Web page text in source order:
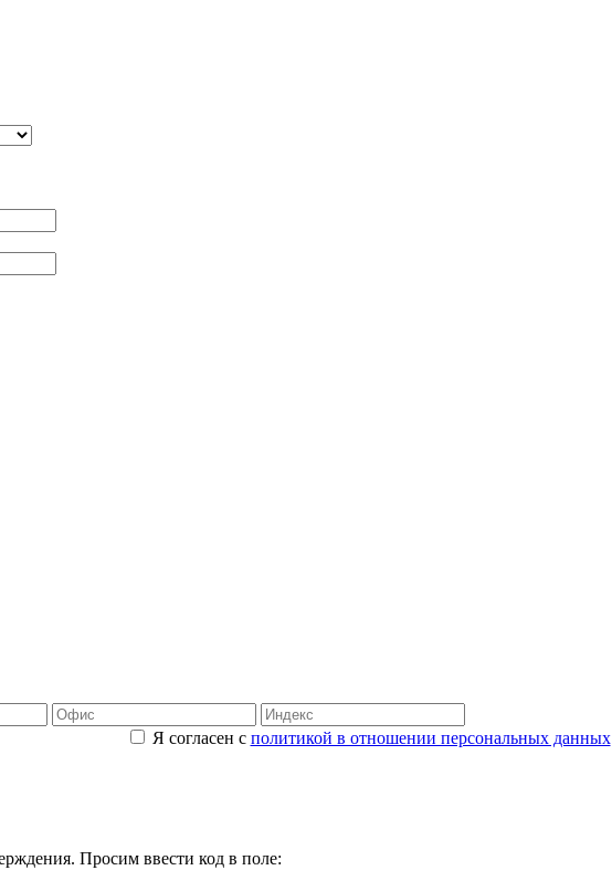
Я согласен с политикой в отношении персональных данных
Просим ввести код в поле: